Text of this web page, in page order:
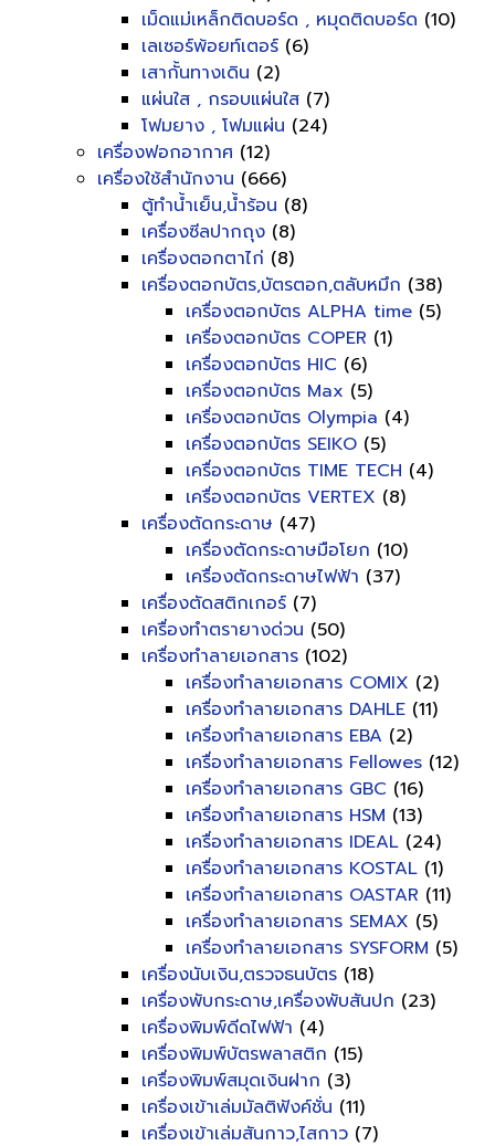
เม็ดแม่เหล็กติดบอร์ด , หมุดติดบอร์ด (10)
เลเซอร์พ้อยท์เตอร์ (6)
เสากั้นทางเดิน (2)
แผ่นใส , กรอบแผ่นใส (7)
โฟมยาง , โฟมแผ่น (24)
เครื่องฟอกอากาศ (12)
เครื่องใช้สำนักงาน (666)
ตู้ทำน้ำเย็น,น้ำร้อน (8)
เครื่องซีลปากถุง (8)
เครื่องตอกตาไก่ (8)
เครื่องตอกบัตร,บัตรตอก,ตลับหมึก (38)
เครื่องตอกบัตร ALPHA time (5)
เครื่องตอกบัตร COPER (1)
เครื่องตอกบัตร HIC (6)
เครื่องตอกบัตร Max (5)
เครื่องตอกบัตร Olympia (4)
เครื่องตอกบัตร SEIKO (5)
เครื่องตอกบัตร TIME TECH (4)
เครื่องตอกบัตร VERTEX (8)
เครื่องตัดกระดาษ (47)
เครื่องตัดกระดาษมือโยก (10)
เครื่องตัดกระดาษไฟฟ้า (37)
เครื่องตัดสติกเกอร์ (7)
เครื่องทำตรายางด่วน (50)
เครื่องทำลายเอกสาร (102)
เครื่องทำลายเอกสาร COMIX (2)
เครื่องทำลายเอกสาร DAHLE (11)
เครื่องทำลายเอกสาร EBA (2)
เครื่องทำลายเอกสาร Fellowes (12)
เครื่องทำลายเอกสาร GBC (16)
เครื่องทำลายเอกสาร HSM (13)
เครื่องทำลายเอกสาร IDEAL (24)
เครื่องทำลายเอกสาร KOSTAL (1)
เครื่องทำลายเอกสาร OASTAR (11)
เครื่องทำลายเอกสาร SEMAX (5)
เครื่องทำลายเอกสาร SYSFORM (5)
เครื่องนับเงิน,ตรวจธนบัตร (18)
เครื่องพับกระดาษ,เครื่องพับสันปก (23)
เครื่องพิมพ์ดีดไฟฟ้า (4)
เครื่องพิมพ์บัตรพลาสติก (15)
เครื่องพิมพ์สมุดเงินฝาก (3)
เครื่องเข้าเล่มมัลติฟังค์ชั่น (11)
เครื่องเข้าเล่มสันกาว,ไสกาว (7)